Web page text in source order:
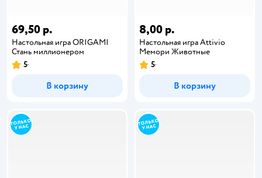
69,50 р.
Настольная игра ORIGAMI
Стань миллионером
5
В корзину
8,00 р.
Настольная игра Attivio
Мемори Животные
5
В корзину